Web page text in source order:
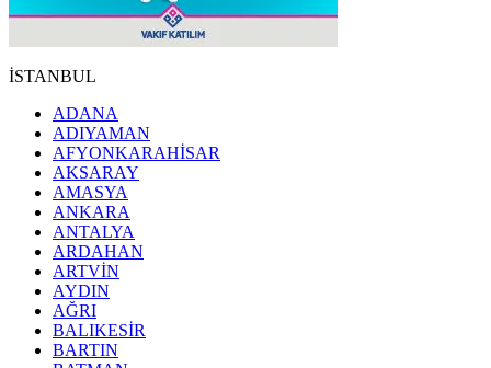
İSTANBUL
ADANA
ADIYAMAN
AFYONKARAHİSAR
AKSARAY
AMASYA
ANKARA
ANTALYA
ARDAHAN
ARTVİN
AYDIN
AĞRI
BALIKESİR
BARTIN